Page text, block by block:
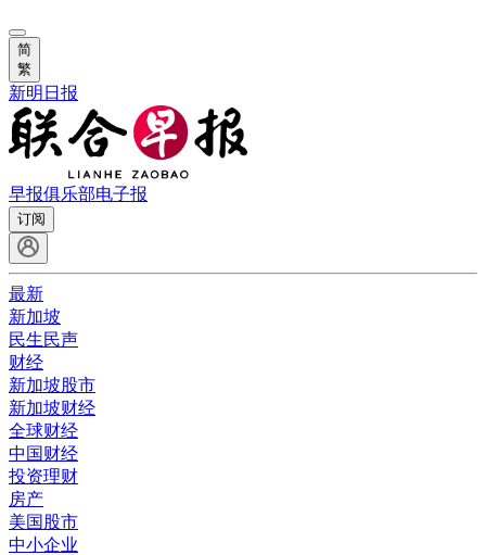
简
繁
新明日报
早报俱乐部电子报
订阅
最新
新加坡
民生民声
财经
新加坡股市
新加坡财经
全球财经
中国财经
投资理财
房产
美国股市
中小企业